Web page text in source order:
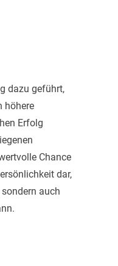
dazu geführt,
höhere
Erfolg
Chance
dar,
auch